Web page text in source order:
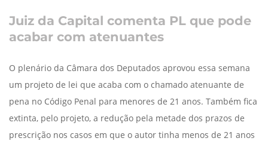
Juiz da Capital comenta PL que pode
acabar com atenuantes
O plenário da Câmara dos Deputados aprovou essa semana
um projeto de lei que acaba com o chamado atenuante de
pena no Código Penal para menores de 21 anos. Também fica
extinta, pelo projeto, a redução pela metade dos prazos de
prescrição nos casos em que o autor tinha menos de 21 anos